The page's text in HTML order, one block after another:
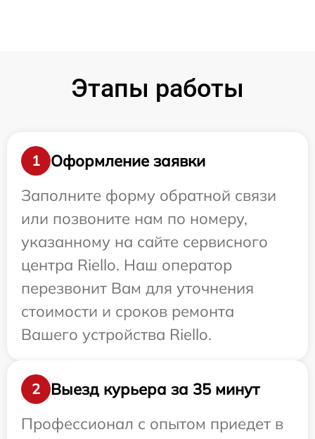
Этапы работы
1
Оформление заявки
Заполните форму обратной связи
или позвоните нам по номеру,
указанному на сайте сервисного
центра Riello. Наш оператор
перезвонит Вам для уточнения
стоимости и сроков ремонта
Вашего устройства Riello.
2
Выезд курьера за 35 минут
Профессионал с опытом приедет в